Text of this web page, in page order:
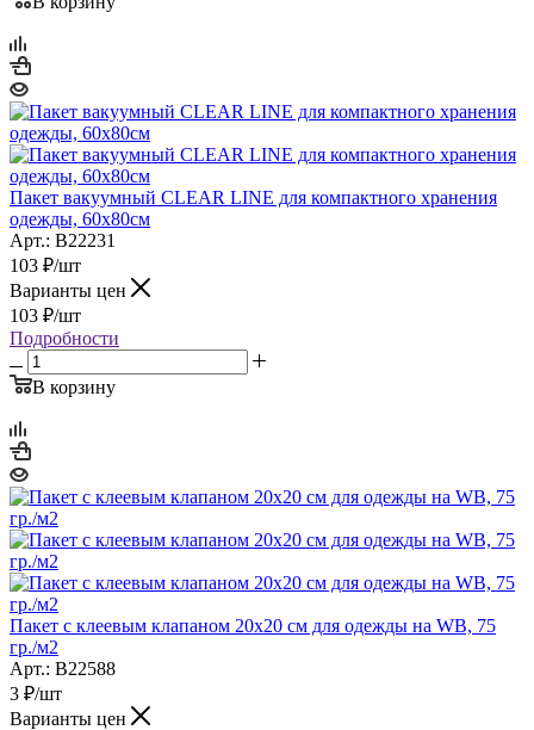
Пакет вакуумный CLEAR LINE для компактного хранения
одежды, 60х80см
Арт.: B22231
103 ₽/шт
Варианты цен
103 ₽/шт
Подробности
В корзину
Пакет с клеевым клапаном 20х20 см для одежды на WB, 75
гр./м2
Арт.: B22588
3 ₽/шт
Варианты цен